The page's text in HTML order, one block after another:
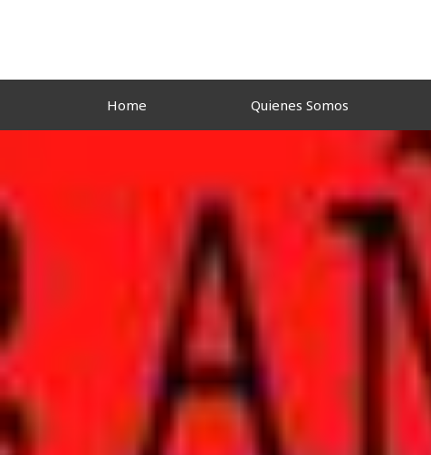
Home Quienes Somos